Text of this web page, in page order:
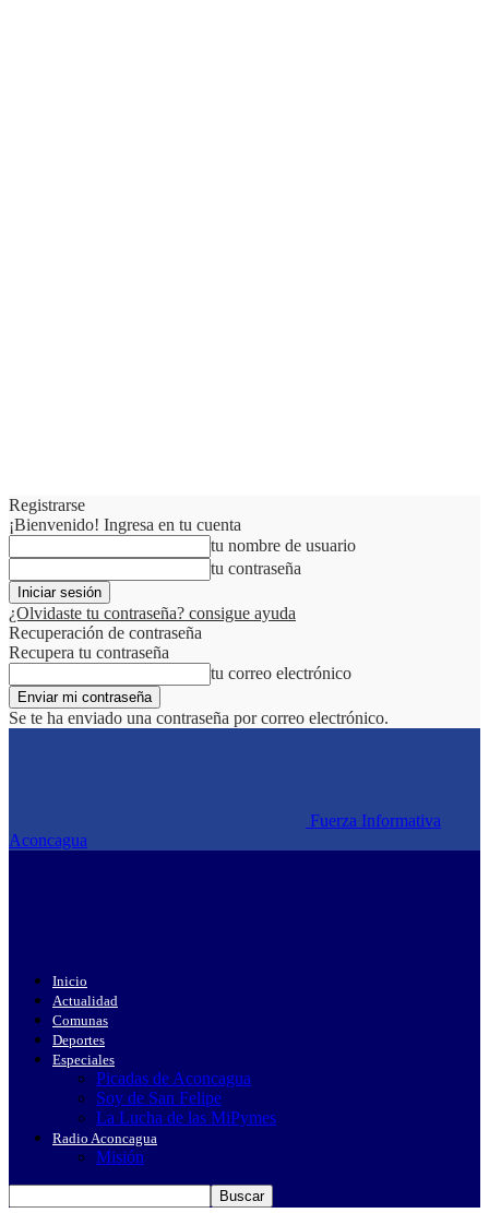
Registrarse
¡Bienvenido! Ingresa en tu cuenta
tu nombre de usuario
tu contraseña
¿Olvidaste tu contraseña? consigue ayuda
Recuperación de contraseña
Recupera tu contraseña
tu correo electrónico
Se te ha enviado una contraseña por correo electrónico.
Fuerza Informativa
Aconcagua
Inicio
Actualidad
Comunas
Deportes
Especiales
Picadas de Aconcagua
Soy de San Felipe
La Lucha de las MiPymes
Radio Aconcagua
Misión